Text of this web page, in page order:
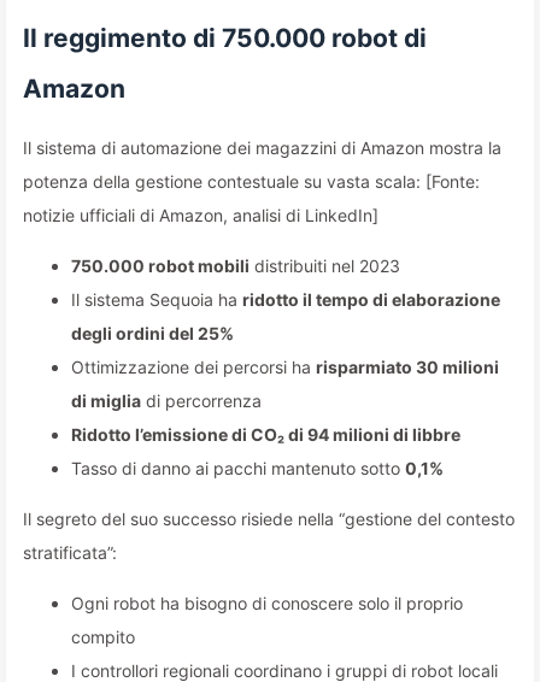
Il reggimento di 750.000 robot di
Amazon
Il sistema di automazione dei magazzini di Amazon mostra la
potenza della gestione contestuale su vasta scala: [Fonte:
notizie ufficiali di Amazon, analisi di LinkedIn]
750.000 robot mobili distribuiti nel 2023
Il sistema Sequoia ha ridotto il tempo di elaborazione
degli ordini del 25%
Ottimizzazione dei percorsi ha risparmiato 30 milioni
di miglia di percorrenza
Ridotto l’emissione di CO₂ di 94 milioni di libbre
Tasso di danno ai pacchi mantenuto sotto 0,1%
Il segreto del suo successo risiede nella “gestione del contesto
stratificata”:
Ogni robot ha bisogno di conoscere solo il proprio
compito
I controllori regionali coordinano i gruppi di robot locali